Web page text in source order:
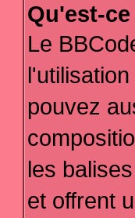
Qu'est-
Le
pouvez
les
et offrent